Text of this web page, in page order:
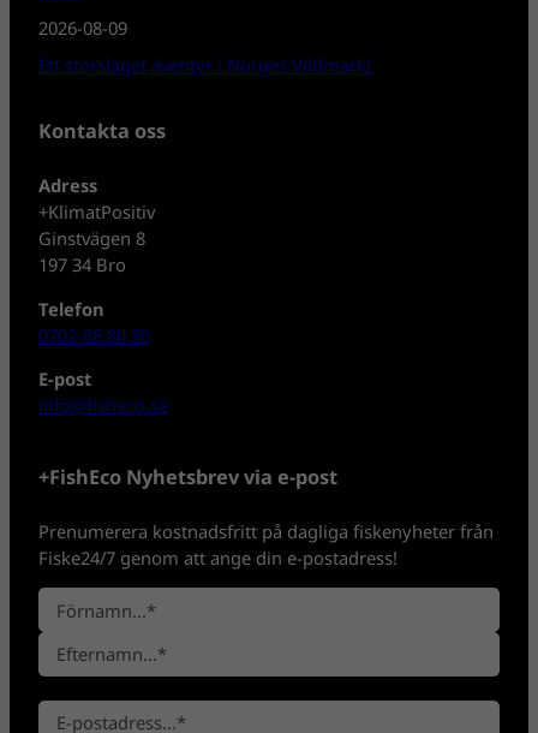
2026-08-09
Ett storslaget äventyr i Norges Vildmark!
Kontakta oss
Adress
+KlimatPositiv
Ginstvägen 8
197 34 Bro
Telefon
0702-08 80 30
E-post
info@fisheco.se
+FishEco Nyhetsbrev via e-post
Prenumerera kostnadsfritt på dagliga fiskenyheter från
Fiske24/7 genom att ange din e-postadress!
N
a
n
*
F
ö
r
E